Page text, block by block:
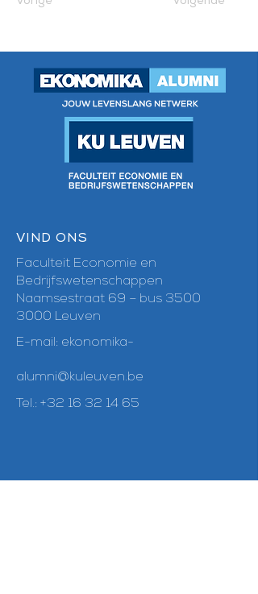
VIND ONS
Faculteit Economie en
Bedrijfswetenschappen
Naamsestraat 69 – bus 3500
3000 Leuven
E-mail: ekonomika-
alumni@kuleuven.be
Tel.: +32 16 32 14 65